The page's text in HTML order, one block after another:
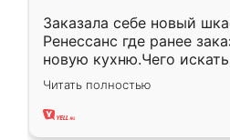
Заказала себе новый
Ренессанс где ранее
новую кухню.Чего
вполне довольна.
два года, нареканий нет.
Читать полностью